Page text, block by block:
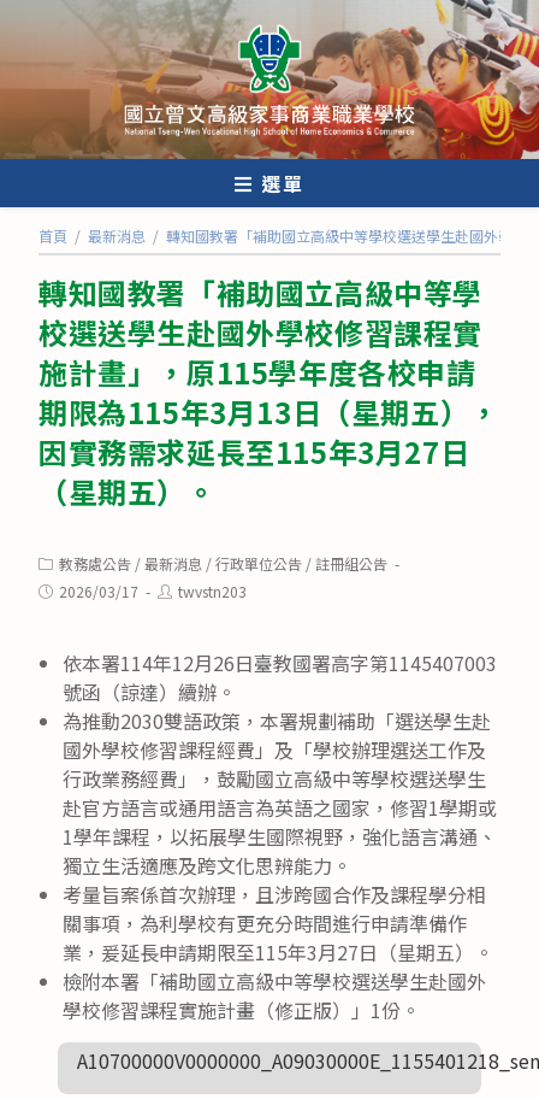
內
選單
首頁 / 最新消息 / 轉知國教署「補助國立高級中等學校選送學生赴國外學
轉知國教署「補助國立高級中等學
校選送學生赴國外學校修習課程實
施計畫」，原115學年度各校申請
期限為115年3月13日（星期五），
因實務需求延長至115年3月27日
（星期五）。
Post
category:
教務處公告 /最新消息 /行政單位公告 /註冊組公告
Post2026/03/17
Posttwvstn203
依本署114年12月26日臺教國署高字第1145407003
號函（諒達）續辦。
為推動2030雙語政策，本署規劃補助「選送學生赴
國外學校修習課程經費」及「學校辦理選送工作及
行政業務經費」，鼓勵國立高級中等學校選送學生
赴官方語言或通用語言為英語之國家，修習1學期或
1學年課程，以拓展學生國際視野，強化語言溝通、
獨立生活適應及跨文化思辨能力。
考量旨案係首次辦理，且涉跨國合作及課程學分相
關事項，為利學校有更充分時間進行申請準備作
業，爰延長申請期限至115年3月27日（星期五）。
檢附本署「補助國立高級中等學校選送學生赴國外
學校修習課程實施計畫（修正版）」1份。